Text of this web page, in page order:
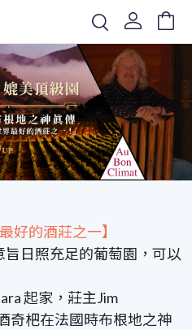
好的酒莊之一】
日照充足的葡萄園，可以
起家，莊主Jim
奇杷在法國時布根地之神